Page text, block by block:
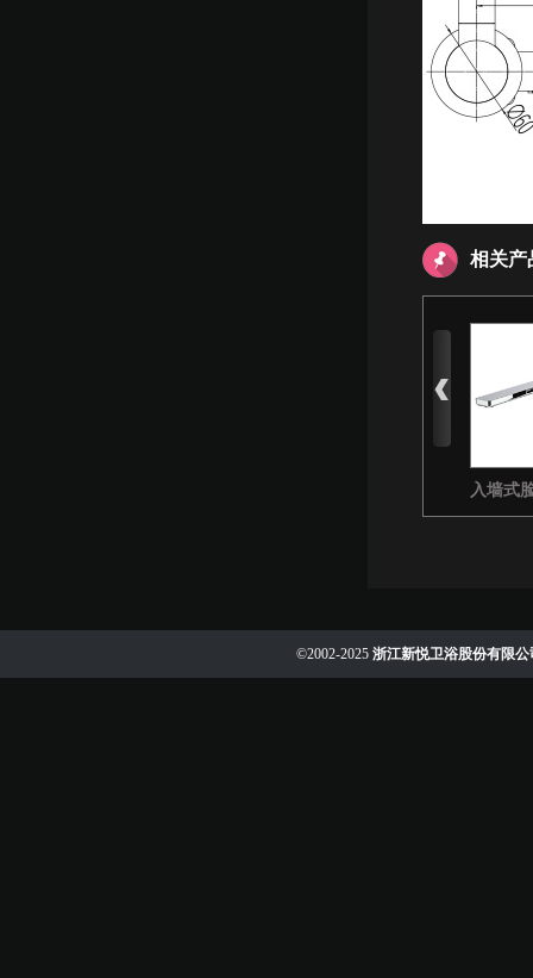
相关产
入墙式
©2002-2025 浙江新悦卫浴股份有限公